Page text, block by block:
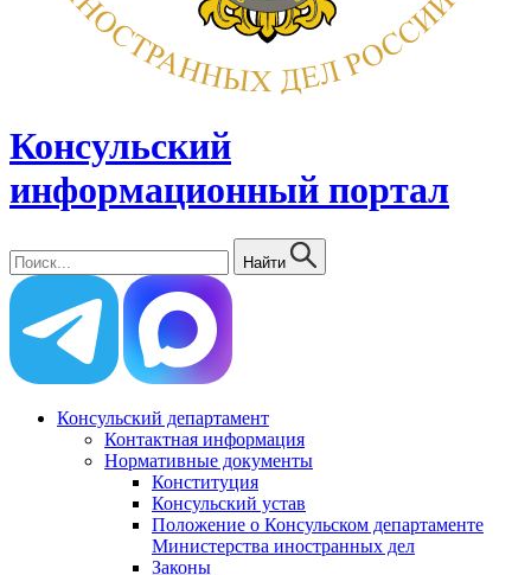
Консульский
информационный портал
Найти
Консульский департамент
Контактная информация
Нормативные документы
Конституция
Консульский устав
Положение о Консульском департаменте
Министерства иностранных дел
Законы